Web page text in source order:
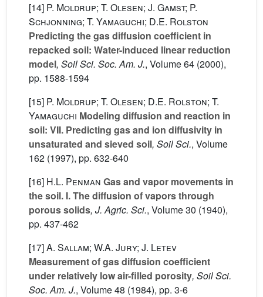
[14] P. Moldrup; T. Olesen; J. Gamst; P.
Schjonning; T. Yamaguchi; D.E. Rolston
Predicting the gas diffusion coefficient in
repacked soil: Water-induced linear reduction
model, Soil Sci. Soc. Am. J., Volume 64 (2000),
pp. 1588-1594
[15] P. Moldrup; T. Olesen; D.E. Rolston; T.
Yamaguchi Modeling diffusion and reaction in
soil: VII. Predicting gas and ion diffusivity in
unsaturated and sieved soil, Soil Sci., Volume
162 (1997), pp. 632-640
[16] H.L. Penman Gas and vapor movements in
the soil. I. The diffusion of vapors through
porous solids, J. Agric. Sci., Volume 30 (1940),
pp. 437-462
[17]A. Sallam; W.A. Jury; J. Letev
Measurement of gas diffusion coefficient
under relatively low air-filled porosity, Soil Sci.
Soc. Am. J., Volume 48 (1984), pp. 3-6